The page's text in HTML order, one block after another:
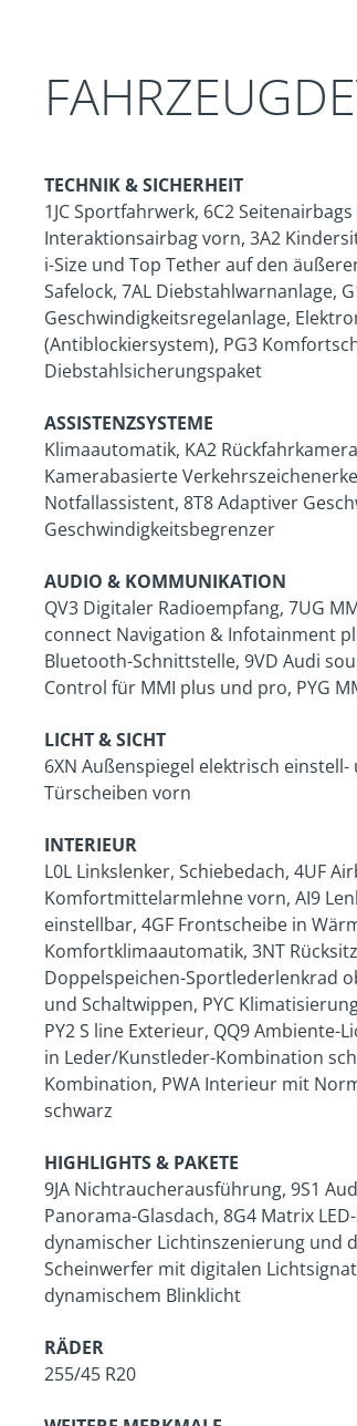
TECHNIK & SICHERHEIT
1JC Sportfahrwerk, 6C2
Interaktionsairbag vorn, 3A2
i-Size und Top Tether auf den
Safelock, 7AL Diebstahlwarnanlage,
Geschwindigkeitsregelanlage,
(Antiblockiersystem), PG3
Diebstahlsicherungspaket
ASSISTENZSYSTEME
Klimaautomatik, KA2
Kamerabasierte
Notfallassistent, 8T8 Adaptiver
Geschwindigkeitsbegrenzer
AUDIO & KOMMUNIKATION
QV3 Digitaler Radioempfang, 7UG
connect Navigation & Infotainment
Bluetooth-Schnittstelle, 9VD Audi
Control für MMI plus und pro, PYG
LICHT & SICHT
6XN Außenspiegel elektrisch
Türscheiben vorn
INTERIEUR
L0L Linkslenker, Schiebedach, 4UF
Komfortmittelarmlehne vorn, AI9
einstellbar, 4GF Frontscheibe in
Komfortklimaautomatik, 3NT
Doppelspeichen-Sportlederlenkrad
und Schaltwippen, PYC
PY2 S line Exterieur, QQ9
in Leder/Kunstleder-Kombination
Kombination, PWA Interieur mit
schwarz
HIGHLIGHTS & PAKETE
9JA Nichtraucherausführung, 9S1
Panorama-Glasdach, 8G4 Matrix
dynamischer Lichtinszenierung und
Scheinwerfer mit digitalen
dynamischem Blinklicht
RÄDER
255/45 R20